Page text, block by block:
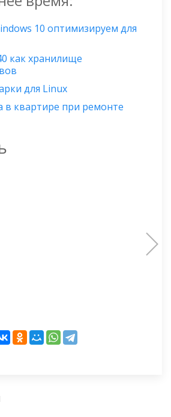
10 оптимизируем для
как хранилище
для Linux
в квартире при ремонте